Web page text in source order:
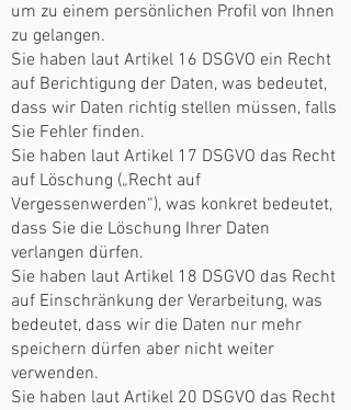
um zu einem persönlichen Profil von Ihnen
zu gelangen.
Sie haben laut Artikel 16 DSGVO ein Recht
auf Berichtigung der Daten, was bedeutet,
dass wir Daten richtig stellen müssen, falls
Sie Fehler finden.
Sie haben laut Artikel 17 DSGVO das Recht
auf Löschung („Recht auf
Vergessenwerden“), was konkret bedeutet,
dass Sie die Löschung Ihrer Daten
verlangen dürfen.
Sie haben laut Artikel 18 DSGVO das Recht
auf Einschränkung der Verarbeitung, was
bedeutet, dass wir die Daten nur mehr
speichern dürfen aber nicht weiter
verwenden.
Sie haben laut Artikel 20 DSGVO das Recht